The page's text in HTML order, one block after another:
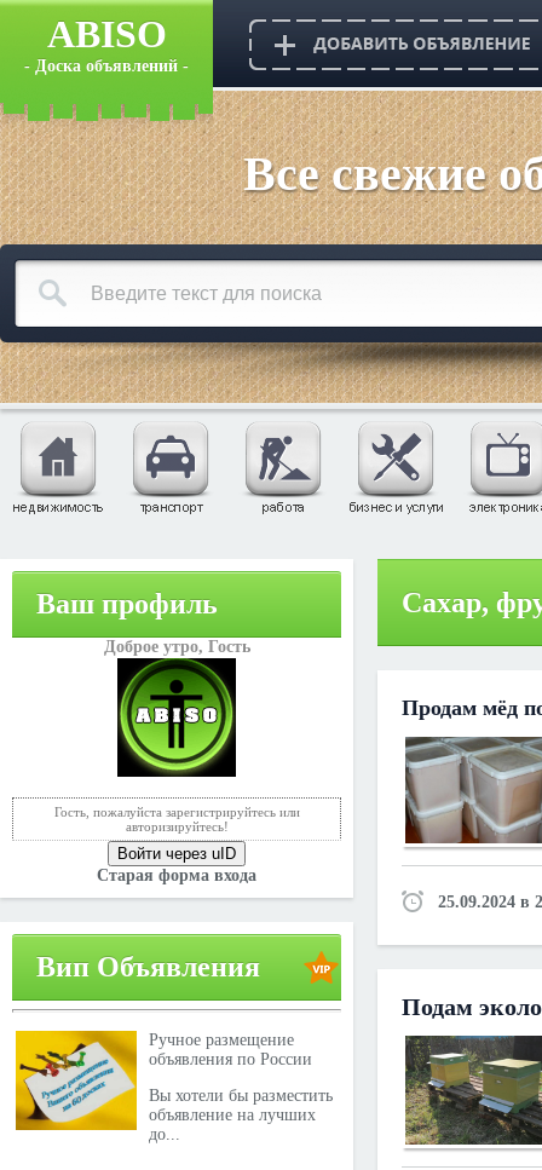
ABISO
- Доска объявлений -
Все свежие
Ваш профиль
Доброе утро, Гость
Гость, пожалуйста зарегистрируйтесь или
авторизируйтесь!
Войти через uID
Старая форма входа
Вип Объявления
Ручное размещение
объявления по России
Вы хотели бы разместить
объявление на лучших
до...
Сахар,
Продам мёд
25.09.2024 в
Подам